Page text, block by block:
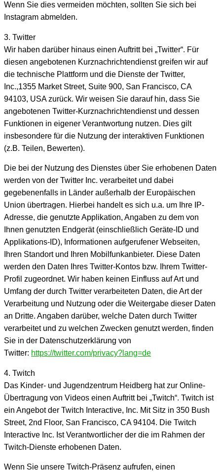
Wenn Sie dies vermeiden möchten, sollten Sie sich bei
Instagram abmelden.
3. Twitter
Wir haben darüber hinaus einen Auftritt bei „Twitter“. Für
diesen angebotenen Kurznachrichtendienst greifen wir auf
die technische Plattform und die Dienste der Twitter,
Inc.,1355 Market Street, Suite 900, San Francisco, CA
94103, USA zurück. Wir weisen Sie darauf hin, dass Sie
angebotenen Twitter-Kurznachrichtendienst und dessen
Funktionen in eigener Verantwortung nutzen. Dies gilt
insbesondere für die Nutzung der interaktiven Funktionen
(z.B. Teilen, Bewerten).
Die bei der Nutzung des Dienstes über Sie erhobenen Daten
werden von der Twitter Inc. verarbeitet und dabei
gegebenenfalls in Länder außerhalb der Europäischen
Union übertragen. Hierbei handelt es sich u.a. um Ihre IP-
Adresse, die genutzte Applikation, Angaben zu dem von
Ihnen genutzten Endgerät (einschließlich Geräte-ID und
Applikations-ID), Informationen aufgerufener Webseiten,
Ihren Standort und Ihren Mobilfunkanbieter. Diese Daten
werden den Daten Ihres Twitter-Kontos bzw. Ihrem Twitter-
Profil zugeordnet. Wir haben keinen Einfluss auf Art und
Umfang der durch Twitter verarbeiteten Daten, die Art der
Verarbeitung und Nutzung oder die Weitergabe dieser Daten
an Dritte. Angaben darüber, welche Daten durch Twitter
verarbeitet und zu welchen Zwecken genutzt werden, finden
Sie in der Datenschutzerklärung von
Twitter: https://twitter.com/privacy?lang=de
4. Twitch
Das Kinder- und Jugendzentrum Heidberg hat zur Online-
Übertragung von Videos einen Auftritt bei „Twitch“. Twitch ist
ein Angebot der Twitch Interactive, Inc. Mit Sitz in 350 Bush
Street, 2nd Floor, San Francisco, CA 94104. Die Twitch
Interactive Inc. Ist Verantwortlicher der die im Rahmen der
Twitch-Dienste erhobenen Daten.
Wenn Sie unsere Twitch-Präsenz aufrufen, einen